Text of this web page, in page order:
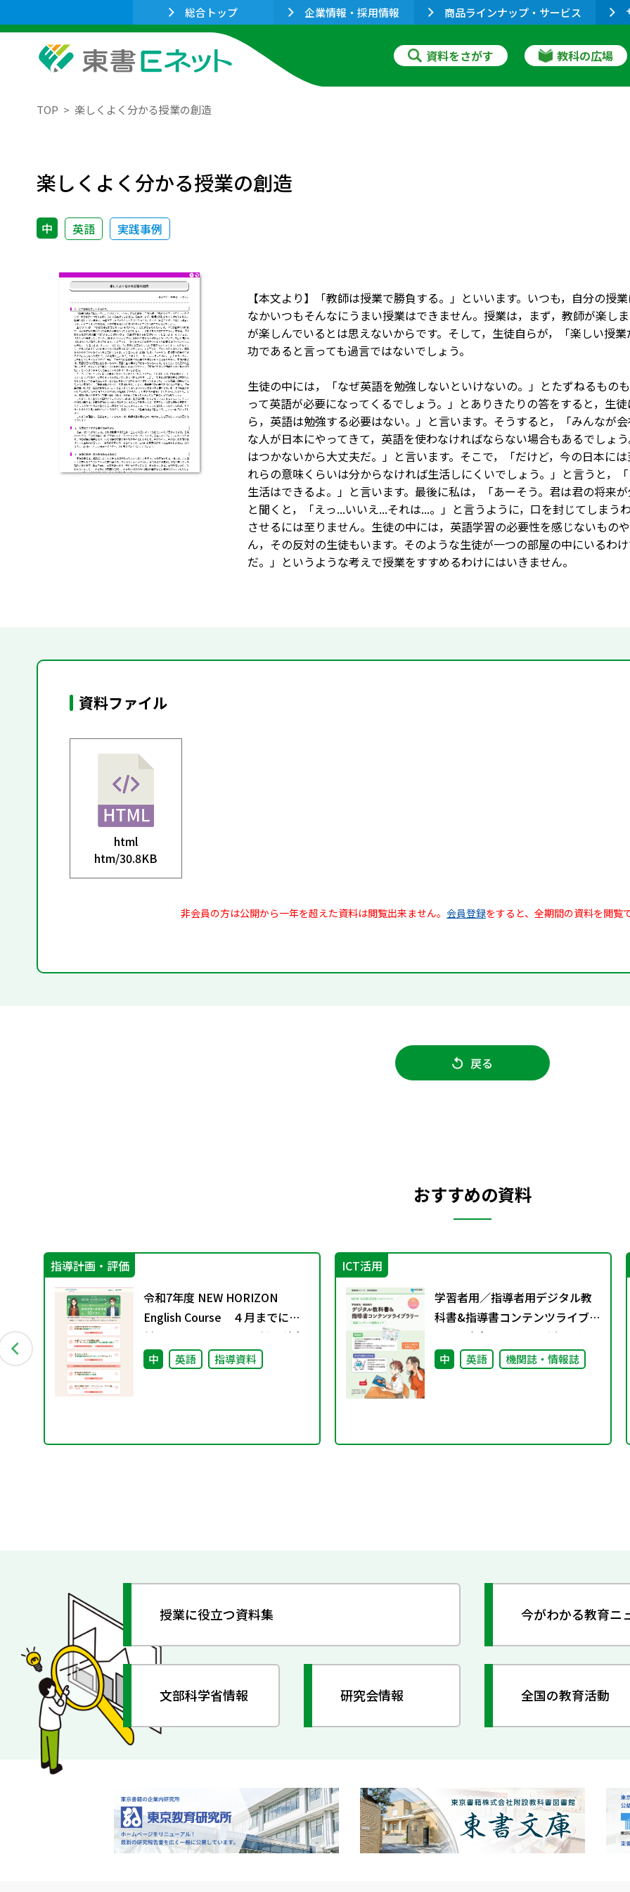
総合トップ 企業情報・採用情報 商品ラインナップ・サービス
資料をさがす 教科の広場
TOP 楽しくよく分かる授業の創造
楽しくよく分かる授業の創造
中 英語 実践事例
【本文より】「教師は授業で勝負する。」といいます。いつも，自分の授
なかいつもそんなにうまい授業はできません。授業は，まず，教師が楽し
が楽しんでいるとは思えないからです。そして，生徒自らが，「楽しい授
功であると言っても過言ではないでしょう。
生徒の中には，「なぜ英語を勉強しないといけないの。」とたずねるもの
って英語が必要になってくるでしょう。」とありきたりの答をすると，生
ら，英語は勉強する必要はない。」と言います。そうすると，「みんなが
な人が日本にやってきて，英語を使わなければならない場合もあるでしょ
はつかないから大丈夫だ。」と言います。そこで，「だけど，今の日本に
れらの意味くらいは分からなければ生活しにくいでしょう。」と言うと，
生活はできるよ。」と言います。最後に私は，「あーそう。君は君の将来
と聞くと，「えっ...いいえ...それは...。」と言うように，口を封じてしま
させるには至りません。生徒の中には，英語学習の必要性を感じないもの
ん，その反対の生徒もいます。そのような生徒が一つの部屋の中にいるわ
だ。」というような考えで授業をすすめるわけにはいきません。
資料ファイル
html
htm/30.8KB
非会員の方は公開から一年を超えた資料は閲覧出来ません。 会員登録をすると、全期間の資料を閲覧
戻る
おすすめの資料
指導計画・評価
令和7年度 NEW HORIZON
English Course ４月までに絶
対におさえておきたい 新教科書
の授業準備 10のコト
中 英語 指導資料
ICT活用
学習者用／指導者用デジタル教
科書&指導書コンテンツライブラ
リー 収録コンテンツ活用ガイ
ド中 英語 機関誌・情報誌
授業に役立つ資料集 今がわかる教育ニ
文部科学省情報 研究会情報 全国の教育活動